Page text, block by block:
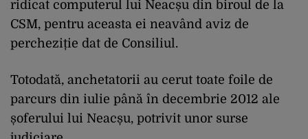
ridicat computerul lui Neacșu din biroul de la
CSM, pentru aceasta ei neavând aviz de
percheziție dat de Consiliul.
Totodată, anchetatorii au cerut toate foile de
parcurs din iulie până în decembrie 2012 ale
șoferului lui Neacșu, potrivit unor surse